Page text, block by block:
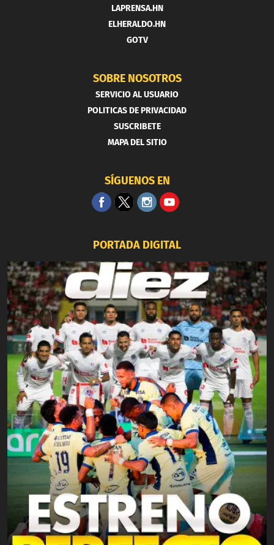
LAPRENSA.HN
ELHERALDO.HN
GOTV
SOBRE NOSOTROS
SERVICIO AL USUARIO
POLITICAS DE PRIVACIDAD
SUSCRIBETE
MAPA DEL SITIO
SÍGUENOS EN
PORTADA DIGITAL